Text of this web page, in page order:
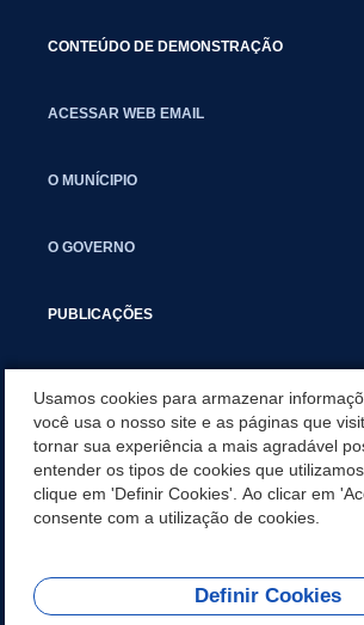
CONTEÚDO DE DEMONSTRAÇÃO
ACESSAR WEB EMAIL
O MUNÍCIPIO
O GOVERNO
PUBLICAÇÕES
RELAÇÃO DE DOCUMENTOS PARA
FOLHA DE PONTO
REDES SOCIAIS
Usamos cookies para armazenar
você usa o nosso site e as páginas que
tornar sua experiência a mais agradável
entender os tipos de cookies que
clique em 'Definir Cookies'. Ao clicar em
consente com a utilização de cookies.
Definir Cookies